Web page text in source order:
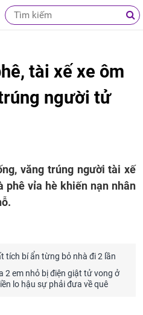
tài xế xe ôm
người tử
văng trúng người tài xế
phê vỉa hè khiến nạn nhân
tích bí ẩn từng bỏ nhà đi 2 lần
2 em nhỏ bị điện giật tử vong ở
lo hậu sự phải đưa về quê